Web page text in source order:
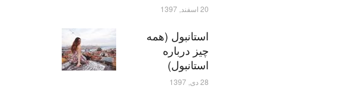
20 اسفند, 1397
استانبول (همه
چیز درباره
استانبول)
28 دی, 1397